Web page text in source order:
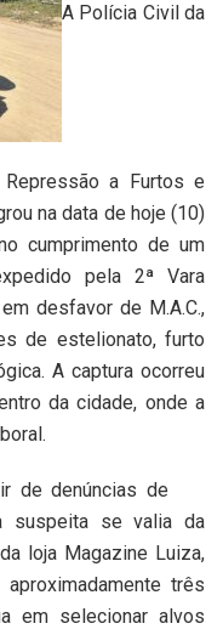
A Polícia Civil da
a Furtos e
na data de hoje (10)
cumprimento de um
pela 2ª Vara
desfavor de M.A.C.,
de estelionato, furto
A captura ocorreu
da cidade, onde a
de denúncias de
suspeita se valia da
loja Magazine Luiza,
três
em selecionar alvos